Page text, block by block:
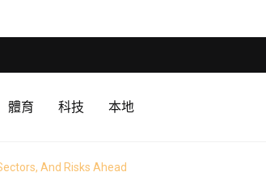
體育 科技 本地
And Risks Ahead